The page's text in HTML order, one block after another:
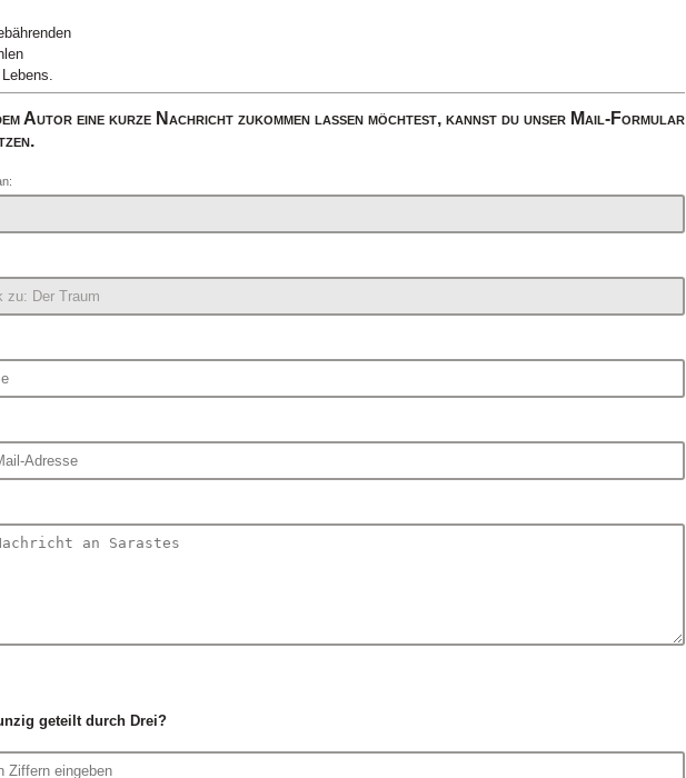
Autor eine kurze Nachricht zukommen lassen möchtest, kannst du unser Mail-Formular
geteilt durch Drei?